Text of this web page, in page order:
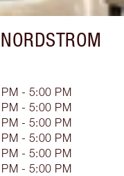
NORDSTROM
- 5:00 PM
- 5:00 PM
- 5:00 PM
- 5:00 PM
- 5:00 PM
- 5:00 PM